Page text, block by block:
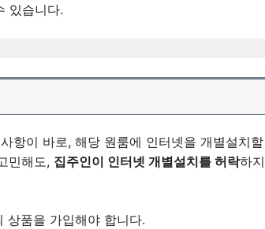
있습니다.
항이 바로, 해당 원룸에 인터넷을 개별설치할
민해도, 집주인이 인터넷 개별설치를 허락하지
상품을 가입해야 합니다.